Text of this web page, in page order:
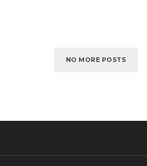
NO MORE POSTS